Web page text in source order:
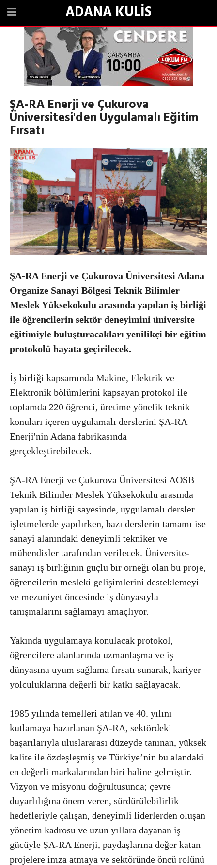
ADANA KULİS
ŞA-RA Enerji ve Çukurova
Üniversitesi'den Uygulamalı Eğitim
Fırsatı
ŞA-RA Enerji ve Çukurova Üniversitesi Adana
Organize Sanayi Bölgesi Teknik Bilimler
Meslek Yüksekokulu arasında yapılan iş birliği
ile öğrencilerin sektör deneyimini üniversite
eğitimiyle buluşturacakları yenilikçi bir eğitim
protokolü hayata geçirilecek.
İş birliği kapsamında Makine, Elektrik ve
Elektronik bölümlerini kapsayan protokol ile
toplamda 220 öğrenci, üretime yönelik teknik
konuları içeren uygulamalı derslerini ŞA-RA
Enerji'nin Adana fabrikasında
gerçekleştirebilecek.
ŞA-RA Enerji ve Çukurova Üniversitesi AOSB
Teknik Bilimler Meslek Yüksekokulu arasında
yapılan iş birliği sayesinde, uygulamalı dersler
işletmelerde yapılırken, bazı derslerin tamamı ise
sanayi alanındaki deneyimli tekniker ve
mühendisler tarafından verilecek. Üniversite-
sanayi iş birliğinin güçlü bir örneği olan bu proje,
öğrencilerin mesleki gelişimlerini desteklemeyi
ve mezuniyet öncesinde iş dünyasıyla
tanışmalarını sağlamayı amaçlıyor.
Yakında uygulamaya konulacak protokol,
öğrencilere alanlarında uzmanlaşma ve iş
dünyasına uyum sağlama fırsatı sunarak, kariyer
yolculuklarına değerli bir katkı sağlayacak.
1985 yılında temelleri atılan ve 40. yılını
kutlamaya hazırlanan ŞA-RA, sektördeki
başarılarıyla uluslararası düzeyde tanınan, yüksek
kalite ile özdeşleşmiş ve Türkiye’nin bu alandaki
en değerli markalarından biri haline gelmiştir.
Vizyon ve misyonu doğrultusunda; çevre
duyarlılığına önem veren, sürdürülebilirlik
hedefleriyle çalışan, deneyimli liderlerden oluşan
yönetim kadrosu ve uzun yıllara dayanan iş
gücüyle ŞA-RA Enerji, paydaşlarına değer katan
projelere imza atmaya ve sektöründe öncü rolünü